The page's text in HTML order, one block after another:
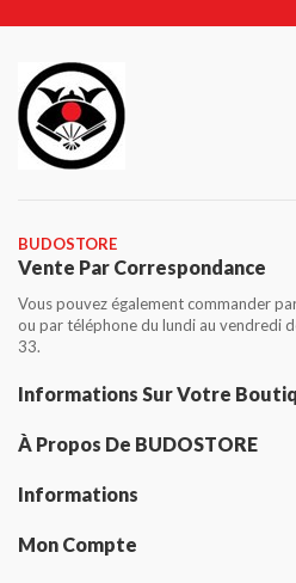
BUDOSTORE
Vente Par Correspondance
Vous pouvez également commander
ou par téléphone du lundi au vendredi
33.
Informations Sur Votre
À Propos De BUDOSTORE
Informations
Mon Compte